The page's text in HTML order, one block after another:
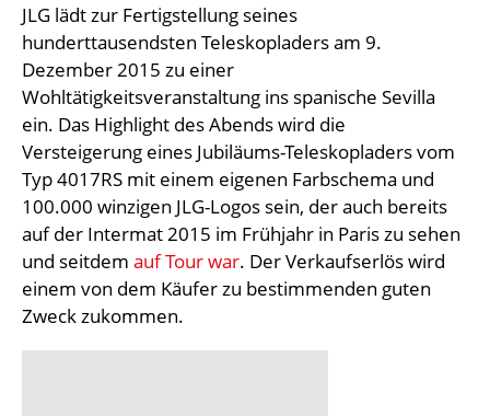
JLG lädt zur Fertigstellung seines
hunderttausendsten Teleskopladers am 9.
Dezember 2015 zu einer
Wohltätigkeitsveranstaltung ins spanische Sevilla
ein. Das Highlight des Abends wird die
Versteigerung eines Jubiläums-Teleskopladers vom
Typ 4017RS mit einem eigenen Farbschema und
100.000 winzigen JLG-Logos sein, der auch bereits
auf der Intermat 2015 im Frühjahr in Paris zu sehen
und seitdem auf Tour war. Der Verkaufserlös wird
einem von dem Käufer zu bestimmenden guten
Zweck zukommen.